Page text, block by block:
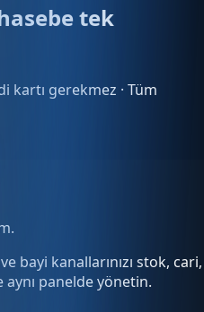
tek
kartı gerekmez · Tüm
bayi kanallarınızı stok, cari,
panelde yönetin.